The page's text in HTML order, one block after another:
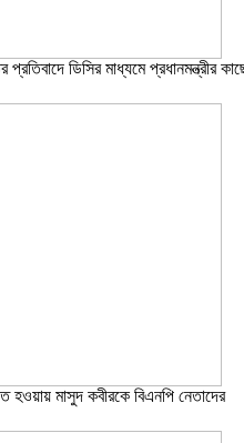
ডিসির মাধ্যমে প্রধানমন্ত্রীর
হওয়ায় মাসুদ কবীরকে বিএনপি নেতাদের